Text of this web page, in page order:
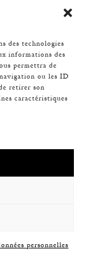
des technologies
informations des
permettra de
ou les ID
retirer son
caractéristiques
personnelles
58CM